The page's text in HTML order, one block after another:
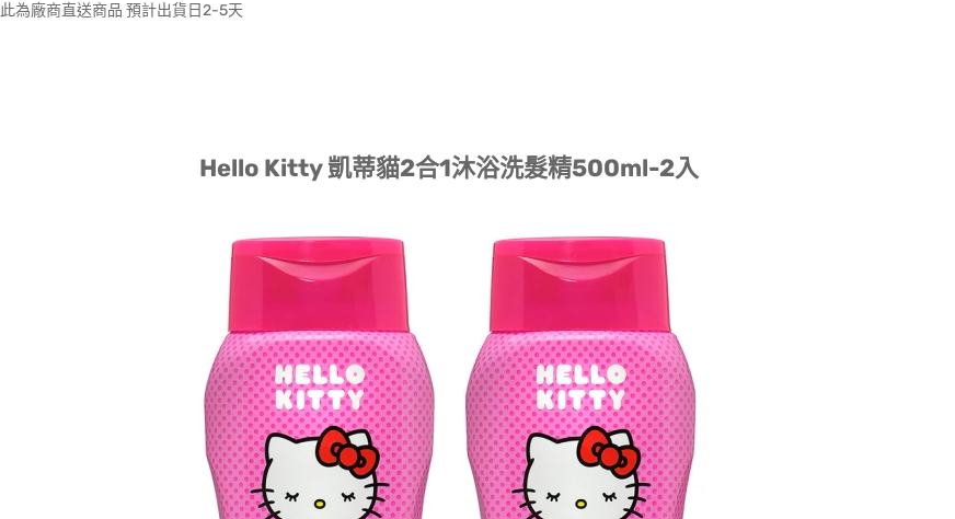
此為廠商直送商品 預計出貨日2-5天
Hello Kitty 凱蒂貓2合1沐浴洗髮精500ml-2入